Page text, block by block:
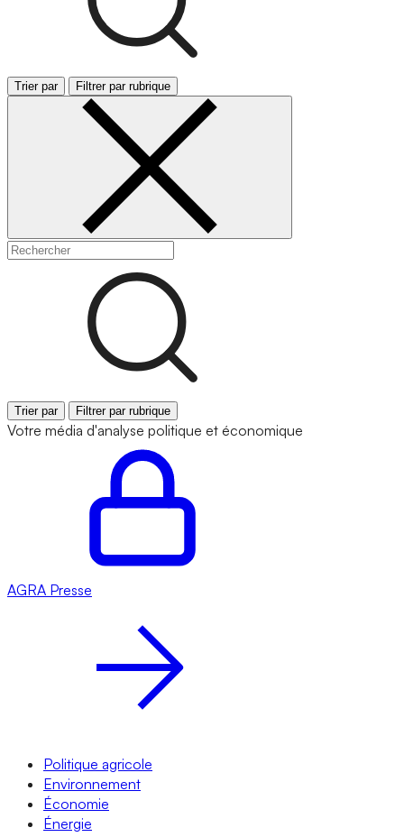
Trier par Filtrer par rubrique
Trier par Filtrer par rubrique
Votre média d'analyse politique et économique
AGRA Presse
Politique agricole
Environnement
Économie
Énergie